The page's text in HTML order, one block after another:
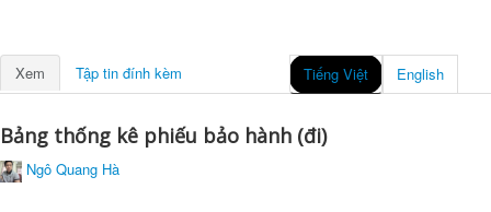
Xem Tập tin đính kèm English
Tiếng Việt
Bảng thống kê phiếu bảo hành (đi)
Ngô Quang Hà